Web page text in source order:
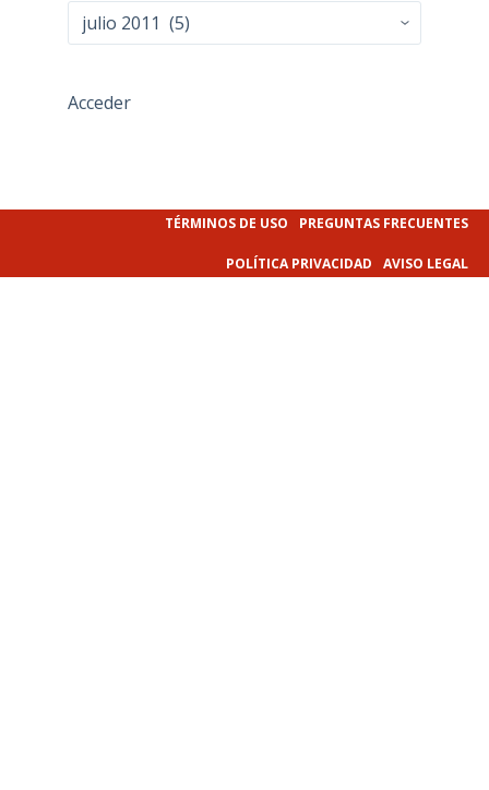
Archivo
Acceder
TÉRMINOS DE USO PREGUNTAS FRECUENTES
POLÍTICA PRIVACIDAD AVISO LEGAL